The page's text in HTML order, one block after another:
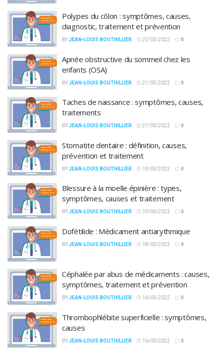
Polypes du côlon : symptômes, causes,
diagnostic, traitement et prévention
BYJEAN-LOUIS BOUTHILLIER 22/03/2022 0
Apnée obstructive du sommeil chez les
enfants (OSA)
BYJEAN-LOUIS BOUTHILLIER 21/03/2022 0
Taches de naissance : symptômes, causes,
traitements
BYJEAN-LOUIS BOUTHILLIER 21/03/2022 0
Stomatite dentaire : définition, causes,
prévention et traitement
BYJEAN-LOUIS BOUTHILLIER 19/03/2022 0
Blessure à la moelle épinière : types,
symptômes, causes et traitement
BYJEAN-LOUIS BOUTHILLIER 19/03/2022 0
Dofétilide : Médicament antiarythmique
BYJEAN-LOUIS BOUTHILLIER 18/03/2022 0
Céphalée par abus de médicaments : causes,
symptômes, traitement et prévention
BYJEAN-LOUIS BOUTHILLIER 16/03/2022 0
Thrombophlébite superficielle : symptômes,
causes
BYJEAN-LOUIS BOUTHILLIER 16/03/2022 0